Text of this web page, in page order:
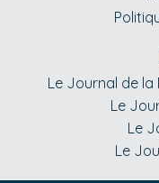
Le Journal de
Le
Le
Le